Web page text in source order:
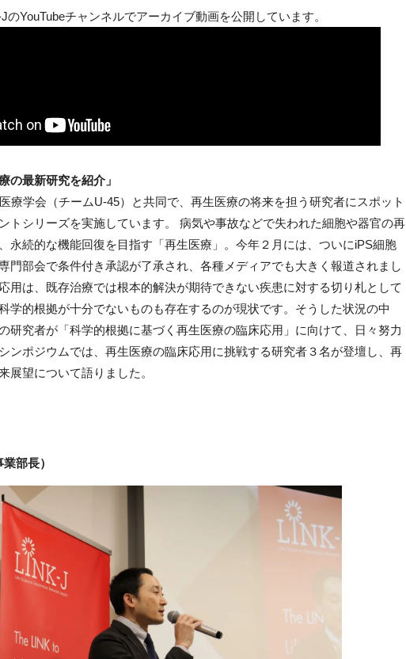
のYouTubeチャンネルでアーカイブ動画を公開しています。
の最新研究を紹介」
療学会（チームU-45）と共同で、再生医療の将来を担う研究者にスポット
トシリーズを実施しています。 病気や事故などで失われた細胞や器官の再
永続的な機能回復を目指す「再生医療」。今年２月には、ついにiPS細胞
門部会で条件付き承認が了承され、各種メディアでも大きく報道されまし
用は、既存治療では根本的解決が期待できない疾患に対する切り札として
学的根拠が十分でないものも存在するのが現状です。そうした状況の中
研究者が「科学的根拠に基づく再生医療の臨床応用」に向けて、日々努力
ンポジウムでは、再生医療の臨床応用に挑戦する研究者３名が登壇し、再
展望について語りました。
部長）